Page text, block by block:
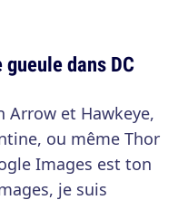
dans DC
Arrow et Hawkeye,
ou même Thor
Images est ton
je suis